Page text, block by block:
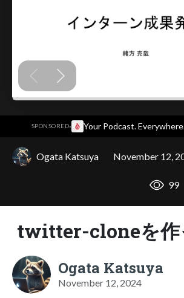
SPONSORED· Your Podcast.
Ogata Katsuya November 12,
99
twitter-cloneを作
Ogata Katsuya
November 12, 2024